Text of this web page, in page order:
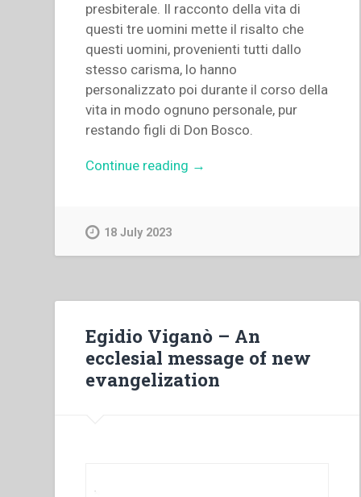
presbiterale. Il racconto della vita di
questi tre uomini mette il risalto che
questi uomini, provenienti tutti dallo
stesso carisma, lo hanno
personalizzato poi durante il corso della
vita in modo ognuno personale, pur
restando figli di Don Bosco.
Continue reading “Pier
nella
storia.
Aspetti
emergenti
nei
→
18 July 2023
Egidio Viganò – An
ecclesial message of new
evangelization